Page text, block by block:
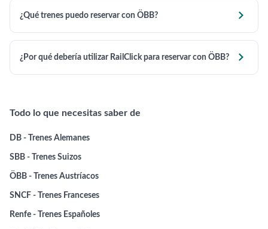
¿Qué trenes puedo reservar con ÖBB? 
¿Por qué debería utilizar RailClick para reservar con ÖBB? 
Todo lo que necesitas saber de
DB - Trenes Alemanes
SBB - Trenes Suizos
ÖBB - Trenes Austríacos
SNCF - Trenes Franceses
Renfe - Trenes Españoles